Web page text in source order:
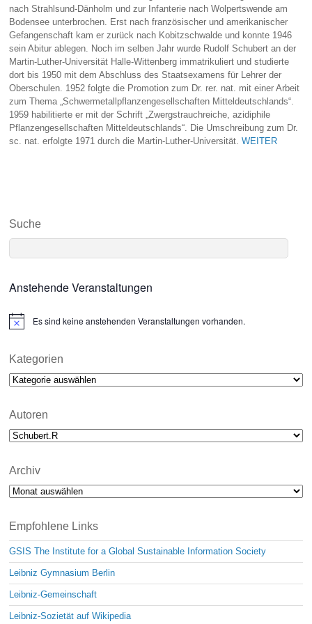
nach Strahlsund-Dänholm und zur Infanterie nach Wolpertswende am
Bodensee unterbrochen. Erst nach französischer und amerikanischer
Gefangenschaft kam er zurück nach Kobitzschwalde und konnte 1946
sein Abitur ablegen. Noch im selben Jahr wurde Rudolf Schubert an der
Martin-Luther-Universität Halle-Wittenberg immatrikuliert und studierte
dort bis 1950 mit dem Abschluss des Staatsexamens für Lehrer der
Oberschulen. 1952 folgte die Promotion zum Dr. rer. nat. mit einer Arbeit
zum Thema „Schwermetallpflanzengesellschaften Mitteldeutschlands“.
1959 habilitierte er mit der Schrift „Zwergstrauchreiche, azidiphile
Pflanzengesellschaften Mitteldeutschlands“. Die Umschreibung zum Dr.
sc. nat. erfolgte 1971 durch die Martin-Luther-Universität.WEITER
Suche
Anstehende Veranstaltungen
N
i
e
Es sind keine anstehenden Veranstaltungen vorhanden.
Kategorien
Kategorien
Autoren
Archiv
Archiv
Empfohlene Links
GSIS The Institute for a Global Sustainable Information Society
Leibniz Gymnasium Berlin
Leibniz-Gemeinschaft
Leibniz-Sozietät auf Wikipedia